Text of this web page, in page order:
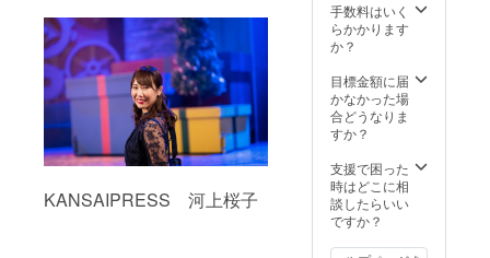
KANSAIPRESS 河上桜子
手数料はいく
らかかります
か？
目標金額に届
かなかった場
合どうなりま
すか？
支援で困った
時はどこに相
談したらいい
ですか？